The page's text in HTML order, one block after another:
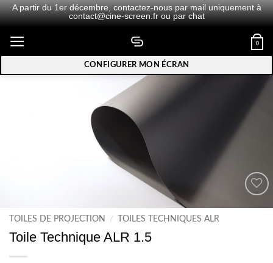
A partir du 1er décembre,contactez-nouspar mail uniquement à
contact@cine-screen.frou par chat
0
CONFIGURER MON ÉCRAN
Ajouter
TOILES DE PROJECTION / TOILES TECHNIQUES ALR
Toile Technique ALR 1.5